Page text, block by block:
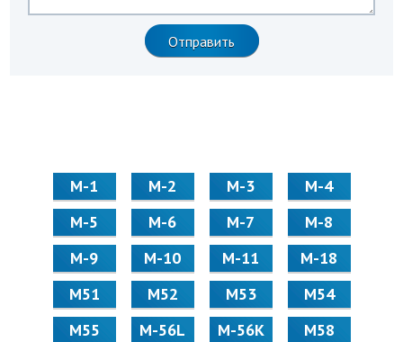
М-1 М-2 М-3
М-4
М-5
М-6 М-7
М-8
М-9
М-10 М-11
М-18
М51
М52 М53
М54
М55
M-56L M-56K
М58